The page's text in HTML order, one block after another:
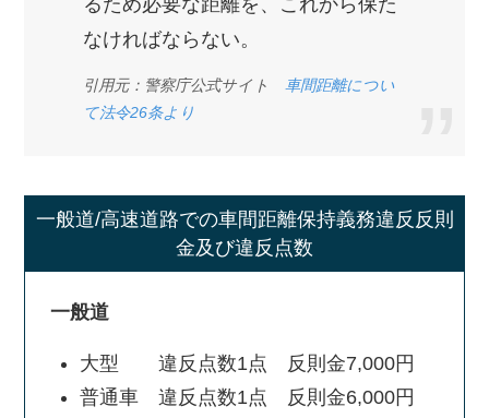
るため必要な距離を、これから保た
なければならない。
引用元：警察庁公式サイト車間距離につい
て法令26条より
一般道/高速道路での車間距離保持義務違反反則
金及び違反点数
一般道
大型 違反点数1点 反則金7,000円
普通車 違反点数1点 反則金6,000円